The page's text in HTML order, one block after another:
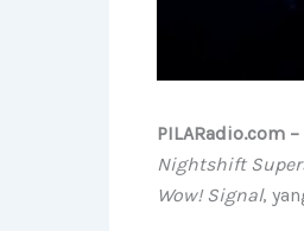
PILARadio.com –
Nightshift
Wow! Signal,